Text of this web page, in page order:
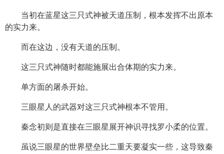
当初在蓝星这三只式神被天道压制，根本发挥不出原本
的实力来。
而在这边，没有天道的压制。
这三只式神随时都能施展出合体期的实力来。
单方面的屠杀开始。
三眼星人的武器对这三只式神根本不管用。
秦念初则是直接在三眼星展开神识寻找罗小柔的位置。
虽说三眼星的世界壁垒比二重天要凝实一些，这导致秦